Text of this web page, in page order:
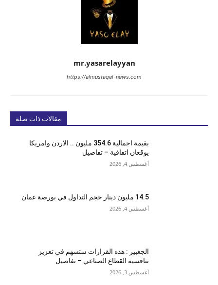
mr.yasarelayyan
https://almustaqel-news.com
مقالات ذات صلة
بقيمة اجمالية 354.6 مليون .. الاردن وامريكا
يوقعان اتفاقية – تفاصيل
أغسطس 4, 2026
14.5 مليون دينار حجم التداول في بورصة عمان
أغسطس 4, 2026
الجغبير : هذه القرارات ستسهم في تعزيز
تنافسية القطاع الصناعي – تفاصيل
أغسطس 3, 2026